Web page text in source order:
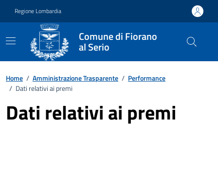
Regione Lombardia
Comune di Fiorano
al Serio
Home / Amministrazione Trasparente / Performance
/ Dati relativi ai premi
Dati relativi ai premi